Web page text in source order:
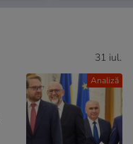
Analiză
31 iul.